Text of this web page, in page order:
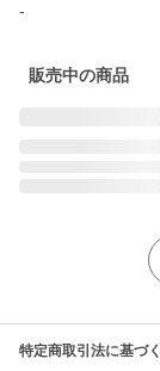
-
販売中の商品
特定商取引法に基づ